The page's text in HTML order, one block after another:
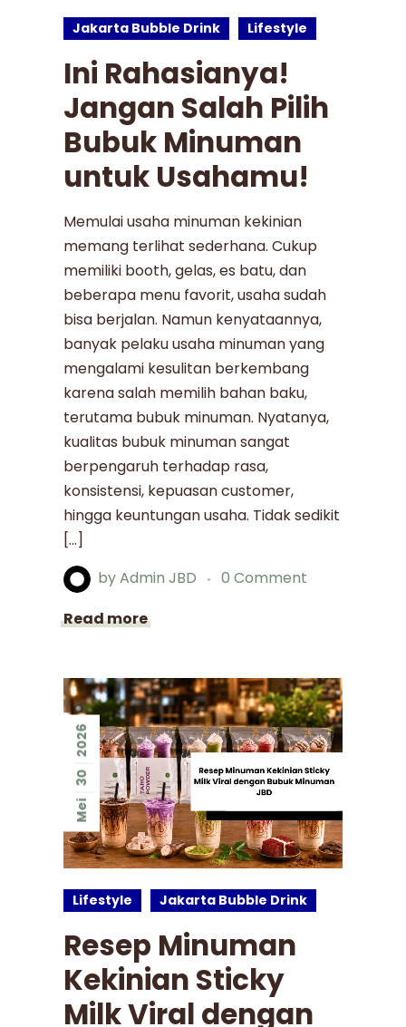
Jakarta Bubble Drink Lifestyle
Ini Rahasianya!
Jangan Salah Pilih
Bubuk Minuman
untuk Usahamu!
Memulai usaha minuman kekinian
memang terlihat sederhana. Cukup
memiliki booth, gelas, es batu, dan
beberapa menu favorit, usaha sudah
bisa berjalan. Namun kenyataannya,
banyak pelaku usaha minuman yang
mengalami kesulitan berkembang
karena salah memilih bahan baku,
terutama bubuk minuman. Nyatanya,
kualitas bubuk minuman sangat
berpengaruh terhadap rasa,
konsistensi, kepuasan customer,
hingga keuntungan usaha. Tidak sedikit
[…]
byAdmin JBD
0 Comment
Read more
Mei
30
2026
Lifestyle Jakarta Bubble Drink
Resep Minuman
Kekinian Sticky
Milk Viral dengan